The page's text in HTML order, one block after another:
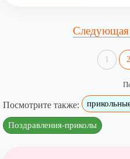
Следующая
1 2
Посмотрите также:
Поздравления-приколы